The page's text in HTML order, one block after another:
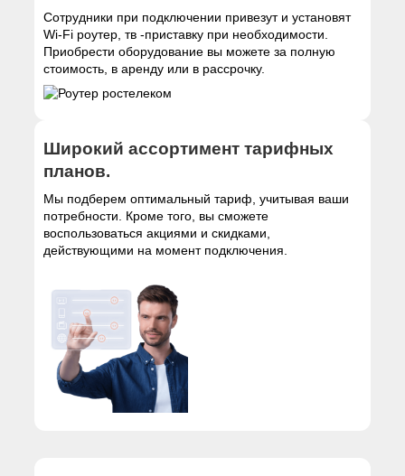
Сотрудники при подключении привезут и установят
Wi-Fi роутер, тв -приставку при необходимости.
Приобрести оборудование вы можете за полную
стоимость, в аренду или в рассрочку.
Широкий ассортимент тарифных
планов.
Мы подберем оптимальный тариф, учитывая ваши
потребности. Кроме того, вы сможете
воспользоваться акциями и скидками,
действующими на момент подключения.